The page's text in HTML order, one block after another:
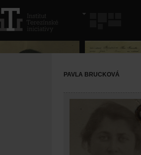
PAVLA BRUCKOVÁ